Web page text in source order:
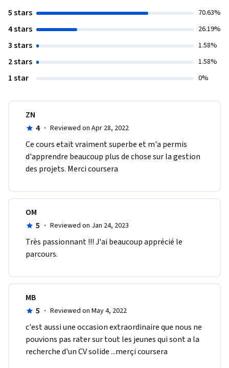
5 stars 70.63%
4 stars 26.19%
3 stars 1.58%
2 stars 1.58%
1 star 0%
ZN
4 · Reviewed on Apr 28, 2022
Ce cours etait vraiment superbe et m'a permis
d'apprendre beaucoup plus de chose sur la gestion
des projets. Merci coursera
OM
5 · Reviewed on Jan 24, 2023
Très passionnant !!! J'ai beaucoup apprécié le
parcours.
MB
5 · Reviewed on May 4, 2022
c'est aussi une occasion extraordinaire que nous ne
pouvions pas rater sur tout les jeunes qui sont a la
recherche d'un CV solide ...merçi coursera